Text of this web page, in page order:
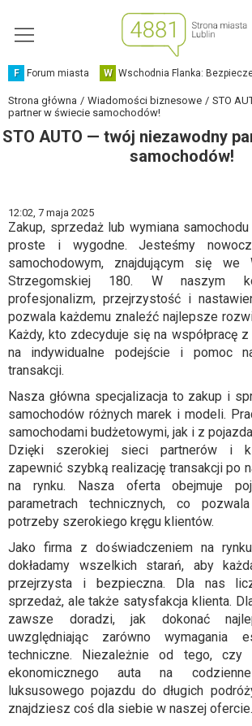
F Forum miasta W Wschodnia Flanka:
Strona główna Wiadomości biznesowe
STO
partner w świecie samochodów!
STO AUTO — twój niezawodny
samochodów!
12:02, 7 maja 2025
Zakup, sprzedaż lub wymiana
proste i wygodne. Jesteśmy
samochodowym, znajdującym się we
Strzegomskiej 180. W naszym
profesjonalizm, przejrzystość i
pozwala każdemu znaleźć najlepsze
Każdy, kto zdecyduje się na współpracę
na indywidualne podejście i pomoc
transakcji.
Nasza główna specjalizacja to zakup i
samochodów różnych marek i modeli.
samochodami budżetowymi, jak i z
Dzięki szerokiej sieci partnerów i
zapewnić szybką realizację transakcji po
na rynku. Nasza oferta obejmuje
parametrach technicznych, co
potrzeby szerokiego kręgu klientów.
Jako firma z doświadczeniem na rynku
dokładamy wszelkich starań, aby
przejrzysta i bezpieczna. Dla nas
sprzedaż, ale także satysfakcja klienta.
zawsze doradzi, jak dokonać
uwzględniając zarówno wymagania
techniczne. Niezależnie od tego, czy
ekonomicznego auta na
luksusowego pojazdu do długich
znajdziesz coś dla siebie w naszej ofercie.